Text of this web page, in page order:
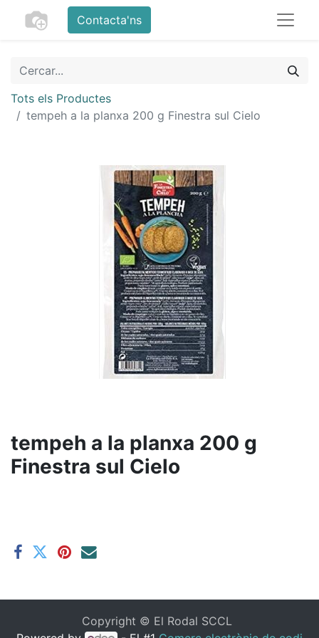
Contacta'ns
Tots els Productes
tempeh a la planxa 200 g Finestra sul Cielo
tempeh a la planxa 200 g
Finestra sul Cielo
Copyright © El Rodal SCCL